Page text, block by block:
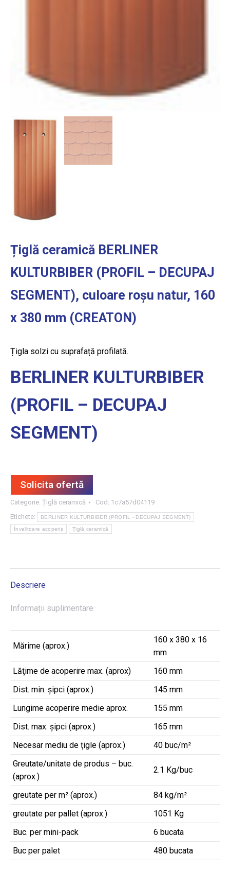
Țiglă ceramică BERLINER
KULTURBIBER (PROFIL – DECUPAJ
SEGMENT), culoare roșu natur, 160
x 380 mm (CREATON)
Țigla solzi cu suprafață profilată.
BERLINER KULTURBIBER
(PROFIL – DECUPAJ
SEGMENT)
Solicita ofertă
Categorie: Țiglă ceramică Cod: 1c7a57d04119
Etichete:
BERLINER KULTURBIBER (PROFIL - DECUPAJ SEGMENT)
Învelitoare acoperiș Țiglă ceramică
Descriere
Informații suplimentare
Mărime (aprox.)
160 x 380 x 16
mm
Lăţime de acoperire max. (aprox)
160 mm
Dist. min. șipci (aprox.)
145 mm
Lungime acoperire medie aprox.
155 mm
Dist. max. șipci (aprox.)
165 mm
Necesar mediu de ţigle (aprox.)
40 buc/m²
Greutate/unitate de produs – buc.
(aprox.)
2.1 Kg/buc
greutate per m² (aprox.)
84 kg/m²
greutate per pallet (aprox.)
1051 Kg
Buc. per mini-pack
6 bucata
Buc per palet
480 bucata